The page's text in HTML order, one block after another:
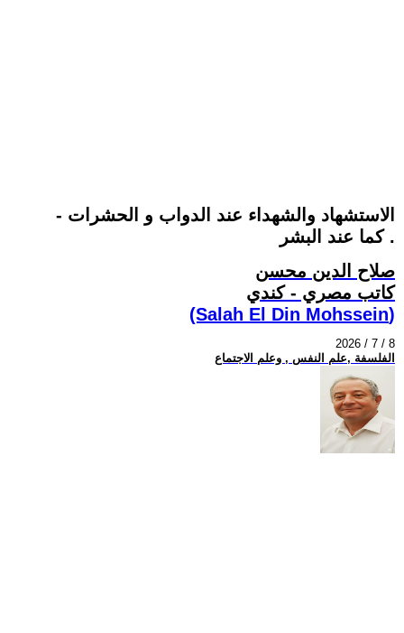
الاستشهاد والشهداء عند الدواب و الحشرات -
كما عند البشر .
صلاح الدين محسن
كاتب مصري - كندي
(Salah El Din Mohssein‏)
2026 / 7 / 8
الفلسفة ,علم النفس , وعلم الاجتماع